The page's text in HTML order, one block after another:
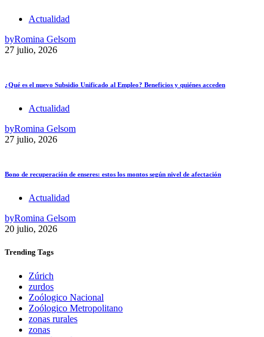
Actualidad
byRomina Gelsom
27 julio, 2026
¿Qué es el nuevo Subsidio Unificado al Empleo? Beneficios y quiénes acceden
Actualidad
byRomina Gelsom
27 julio, 2026
Bono de recuperación de enseres: estos los montos según nivel de afectación
Actualidad
byRomina Gelsom
20 julio, 2026
Trending Tags
Zúrich
zurdos
Zoólogico Nacional
Zoólogico Metropolitano
zonas rurales
zonas